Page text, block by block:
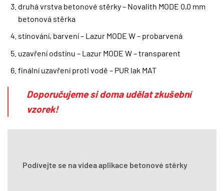
druhá vrstva betonové stěrky – Novalith MODE 0,0 mm
betonová stěrka
stínování, barvení – Lazur MODE W – probarvená
uzavření odstínu – Lazur MODE W – transparent
finální uzavření proti vodě – PUR lak MAT
Doporučujeme si doma udělat zkušební
vzorek!
Podívejte se na videa aplikace betonové stěrky